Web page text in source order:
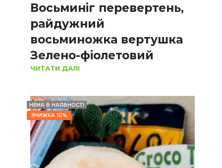
Восьминіг перевертень,
райдужний
восьминожка вертушка
Зелено-фіолетовий
ЧИТАТИ ДАЛІ
НЕМА В НАЯВНОСТІ
ЗНИЖКА 10%